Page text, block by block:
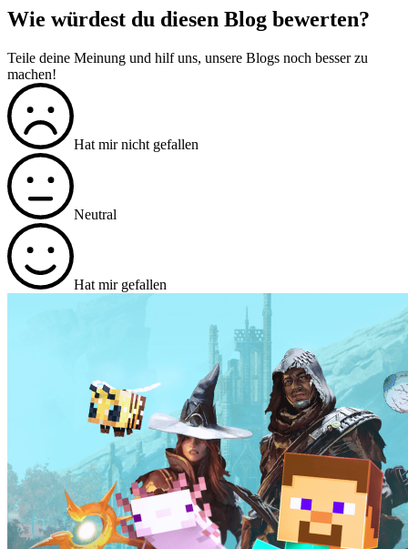
Wie würdest du diesen Blog bewerten?
Teile deine Meinung und hilf uns, unsere Blogs noch besser zu
machen!
Hat mir nicht gefallen
Neutral
Hat mir gefallen